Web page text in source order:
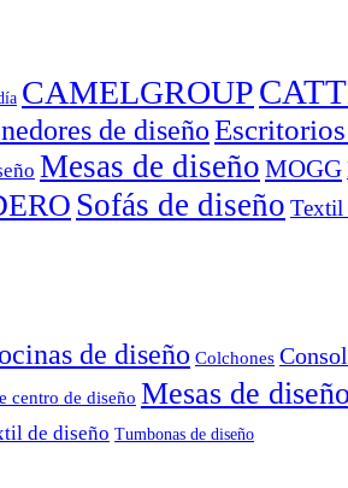
CAMELGROUP
de diseño
Mesas de diseño MOGG
Sofás de diseño Textil
de diseño Colchones
centro de diseño Mesas de diseño
de diseño Tumbonas de diseño